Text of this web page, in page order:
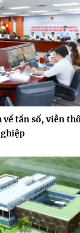
về tần số, viễn